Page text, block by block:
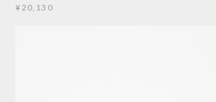
¥20,130